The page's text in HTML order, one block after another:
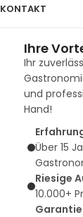
KONTAKT
Ihre
Ihr
und
Hand!
Über 15
Riesige
10.000+